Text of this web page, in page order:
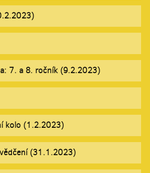
7. a 8. ročník (9.2.2023)
kolo (1.2.2023)
(31.1.2023)